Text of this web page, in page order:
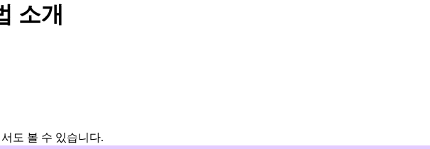
소개
도 볼 수 있습니다.